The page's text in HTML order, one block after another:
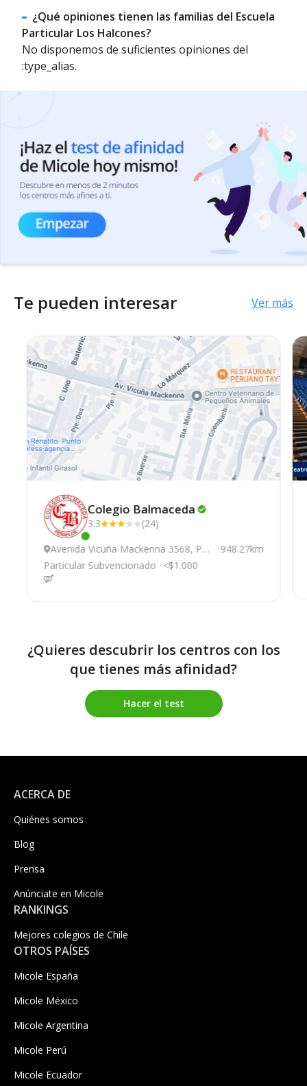
¿Qué opiniones tienen las familias del Escuela
Particular Los Halcones?
No disponemos de suficientes opiniones del
:type_alias.
Te pueden interesar Ver más
Este centro ha estado online recientemente
Colegio Balmaceda
3.3
(24)
Avenida Vicuña Mackenna 3568, Pen
aflor
948.27km
Particular Subvencionado <$1.000
¿Quieres descubrir los centros con los
que tienes más afinidad?
Hacer el test
ACERCA DE
Quiénes somos
Blog
Prensa
Anúnciate en Micole
RANKINGS
Mejores colegios de Chile
OTROS PAÍSES
Micole España
Micole México
Micole Argentina
Micole Perú
Micole Ecuador